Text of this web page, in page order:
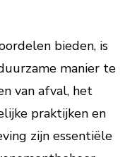
bieden, is
manier te
van afval, het
praktijken en
zijn essentiële